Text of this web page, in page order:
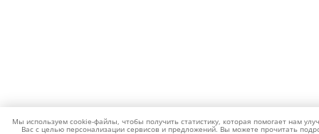
Мы используем cookie-файлы, чтобы получить статистику, которая помогает нам
Вас с целью персонализации сервисов и предложений. Вы можете прочитать